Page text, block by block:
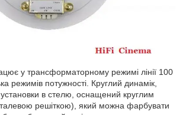
у трансформаторному режимі лінії 100
режимів потужності. Круглий динамік,
в стелю, оснащений круглим
решіткою), який можна фарбувати